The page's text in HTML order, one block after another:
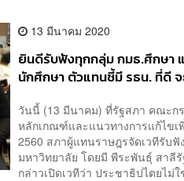
13 มีนาคม 2020
ยินดีรับฟังทุกกลุ่ม กมธ.ศึกษา
นักศึกษา ตัวแทนชี้มี รธน. ที่ดี
วันนี้ (13 มีนาคม) ที่รัฐสภา คณะ
หลักเกณฑ์และแนวทางการแก้ไข
2560 สภาผู้แทนราษฎรจัดเวทีรับ
มหาวิทยาลัย โดยมี พีระพันธุ์ สา
กล่าวเปิดเวทีว่า ประชาธิปไตยไม่